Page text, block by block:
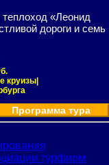
теплоход «Леонид
дороги и семь
круизы|
Программа тура